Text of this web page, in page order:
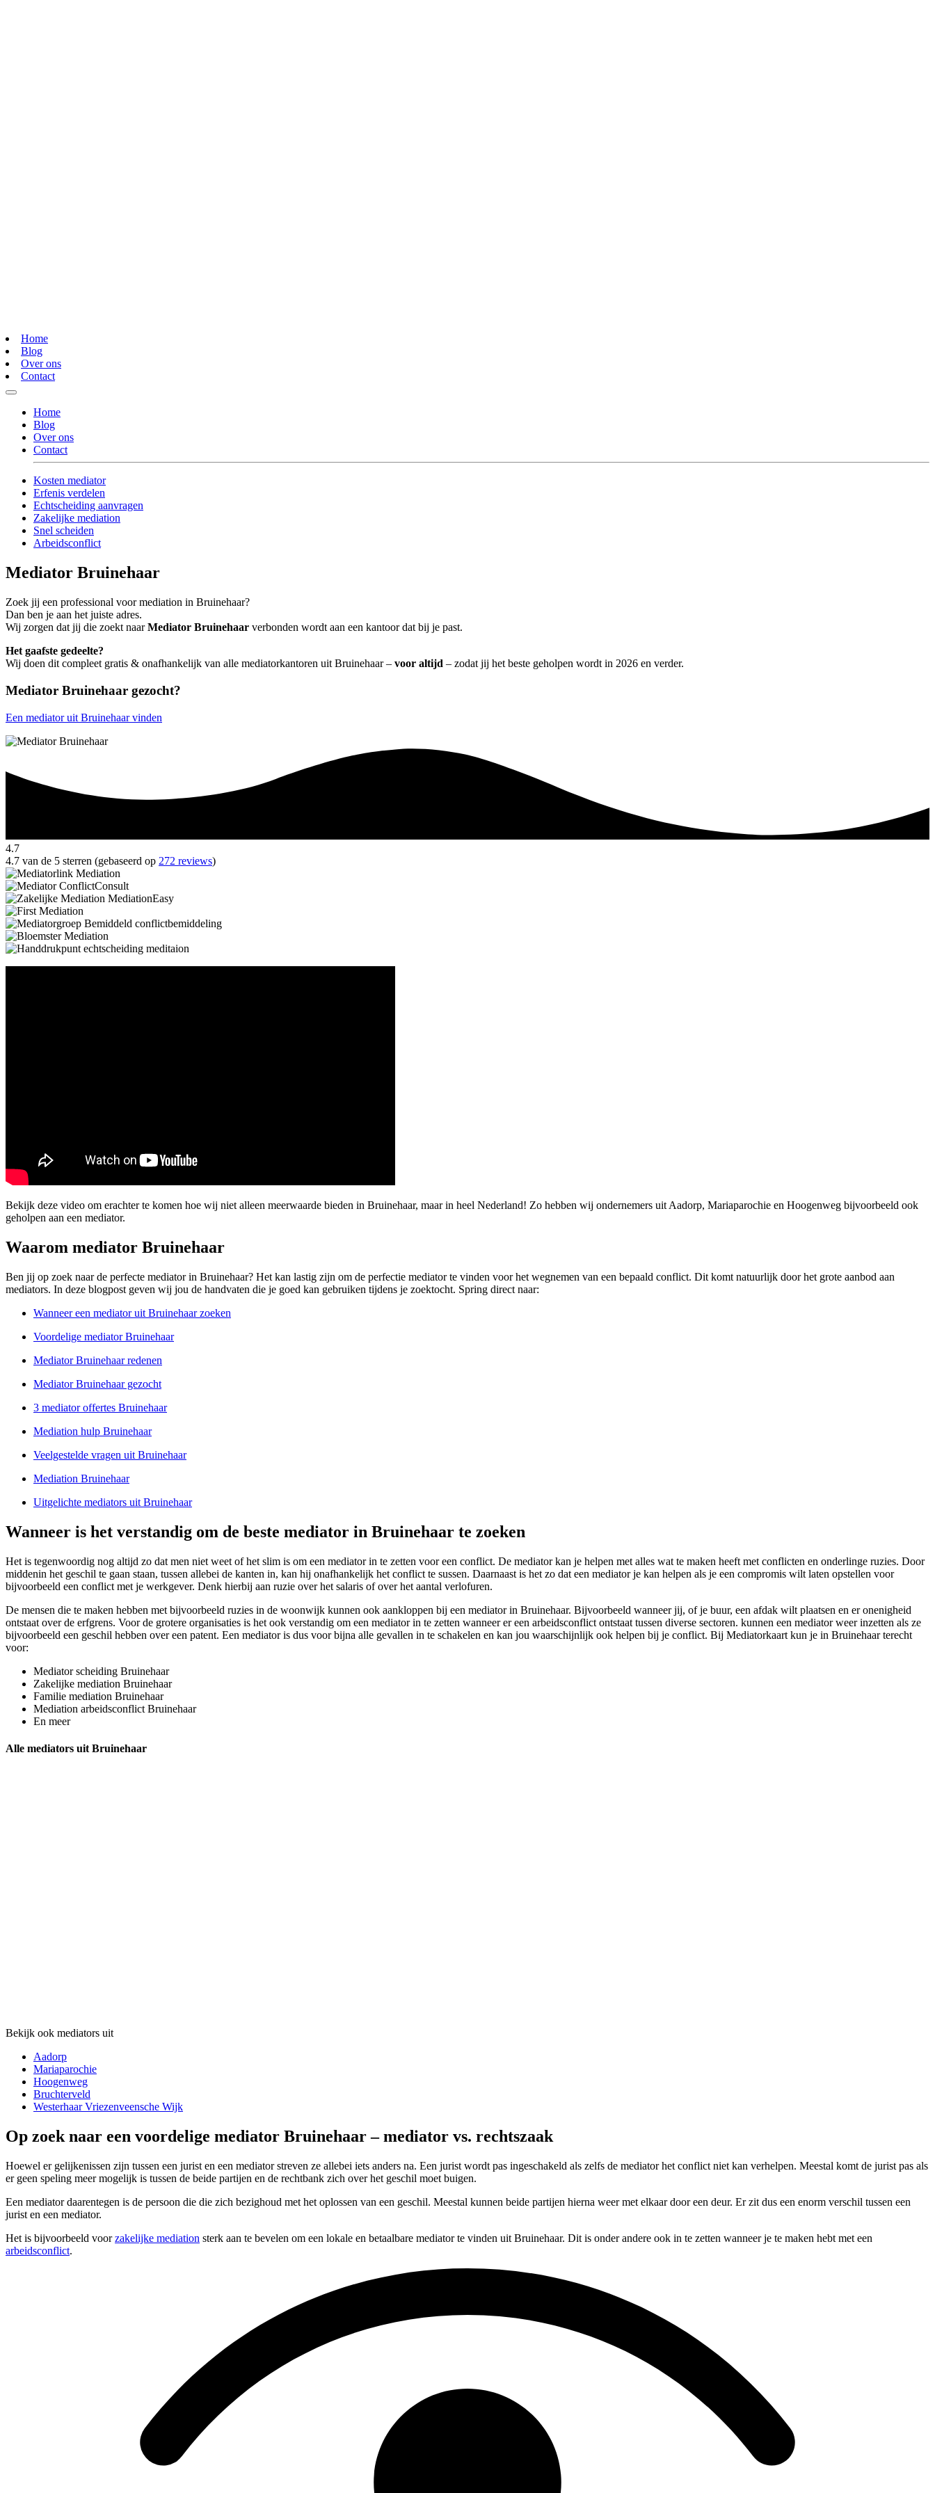
Home
Blog
Over ons
Contact
Home
Blog
Over ons
Contact
Kosten mediator
Erfenis verdelen
Echtscheiding aanvragen
Zakelijke mediation
Snel scheiden
Arbeidsconflict
Mediator Bruinehaar
Zoek jij een professional voor mediation in Bruinehaar?
Dan ben je aan het juiste adres.
Wij zorgen dat jij die zoekt naarMediator Bruinehaar verbonden wordt aan een kantoor dat bij je past.
Het gaafste gedeelte?
Wij doen dit compleet gratis & onafhankelijk van alle mediatorkantoren uit Bruinehaar – voor altijd – zodat jij het beste geholpen wordt in 2026 en verder.
Mediator Bruinehaar gezocht?
Een mediator uit Bruinehaar vinden
4.7
4.7 van de 5 sterren (gebaseerd op 272 reviews)
Bekijk deze video om erachter te komen hoe wij niet alleen meerwaarde bieden in Bruinehaar, maar in heel Nederland! Zo hebben wij ondernemers uit Aadorp, Mariaparochie en Hoogenweg bijvoorbeeld ook
geholpen aan een mediator.
Waarom mediator Bruinehaar
Ben jij op zoek naar de perfecte mediator in Bruinehaar? Het kan lastig zijn om de perfectie mediator te vinden voor het wegnemen van een bepaald conflict. Dit komt natuurlijk door het grote aanbod aan
mediators. In deze blogpost geven wij jou de handvaten die je goed kan gebruiken tijdens je zoektocht. Spring direct naar:
Wanneer een mediator uit Bruinehaar zoeken
Voordelige mediator Bruinehaar
Mediator Bruinehaar redenen
Mediator Bruinehaar gezocht
3 mediator offertes Bruinehaar
Mediation hulp Bruinehaar
Veelgestelde vragen uit Bruinehaar
Mediation Bruinehaar
Uitgelichte mediators uit Bruinehaar
Wanneer is het verstandig om de beste mediator in Bruinehaar te zoeken
Het is tegenwoordig nog altijd zo dat men niet weet of het slim is om een mediator in te zetten voor een conflict. De mediator kan je helpen met alles wat te maken heeft met conflicten en onderlinge ruzies. Door
middenin het geschil te gaan staan, tussen allebei de kanten in, kan hij onafhankelijk het conflict te sussen. Daarnaast is het zo dat een mediator je kan helpen als je een compromis wilt laten opstellen voor
bijvoorbeeld een conflict met je werkgever. Denk hierbij aan ruzie over het salaris of over het aantal verlofuren.
De mensen die te maken hebben met bijvoorbeeld ruzies in de woonwijk kunnen ook aankloppen bij een mediator in Bruinehaar. Bijvoorbeeld wanneer jij, of je buur, een afdak wilt plaatsen en er onenigheid
ontstaat over de erfgrens. Voor de grotere organisaties is het ook verstandig om een mediator in te zetten wanneer er een arbeidsconflict ontstaat tussen diverse sectoren. kunnen een mediator weer inzetten als ze
bijvoorbeeld een geschil hebben over een patent. Een mediator is dus voor bijna alle gevallen in te schakelen en kan jou waarschijnlijk ook helpen bij je conflict. Bij Mediatorkaart kun je in Bruinehaar terecht
voor:
Mediator scheiding Bruinehaar
Zakelijke mediation Bruinehaar
Familie mediation Bruinehaar
Mediation arbeidsconflict Bruinehaar
En meer
Alle mediators uit Bruinehaar
Bekijk ook mediators uit
Aadorp
Mariaparochie
Hoogenweg
Bruchterveld
Westerhaar Vriezenveensche Wijk
Op zoek naar een voordelige mediator Bruinehaar – mediator vs. rechtszaak
Hoewel er gelijkenissen zijn tussen een jurist en een mediator streven ze allebei iets anders na. Een jurist wordt pas ingeschakeld als zelfs de mediator het conflict niet kan verhelpen. Meestal komt de jurist pas als
er geen speling meer mogelijk is tussen de beide partijen en de rechtbank zich over het geschil moet buigen.
Een mediator daarentegen is de persoon die die zich bezighoud met het oplossen van een geschil. Meestal kunnen beide partijen hierna weer met elkaar door een deur. Er zit dus een enorm verschil tussen een
jurist en een mediator.
Het is bijvoorbeeld voorzakelijke mediation sterk aan te bevelen om een lokale en betaalbare mediator te vinden uit Bruinehaar. Dit is onder andere ook in te zetten wanneer je te maken hebt met een
arbeidsconflict.